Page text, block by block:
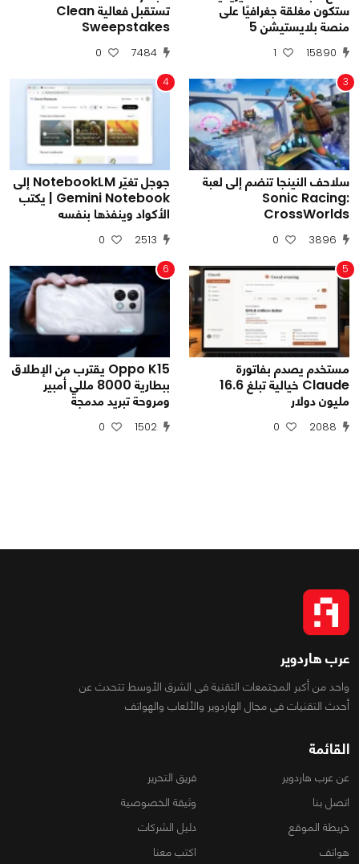
ستكون مغلقة جغرافيًا على
منصة بلايستيشن 5
15890
1
تستقبل فعالية Clean
Sweepstakes
7484
0
3
سلاحف النينجا تنضم إلى لعبة
Sonic Racing:
CrossWorlds
3896
0
4
جوجل تغيّر NotebookLM إلى
Gemini Notebook | يكتب
الأكواد وينفذها بنفسه
2513
0
5
مستخدم يصدم بفاتورة
Claude خيالية تبلغ 16.6
مليون دولار
2088
0
6
Oppo K15 يقترب من الإطلاق
ببطارية 8000 مللي أمبير
ومروحة تبريد مدمجة
1502
0
عرب هاردوير
واحد من أكبر المجتمعات التقنية فى الشرق الأوسط تتحدث عن
أحدث التقنيات فى مجال الهاردوير والألعاب والهواتف
القائمة
عن عرب هاردوير
فريق التحرير
اتصل بنا
وثيقة الخصوصية
خريطة الموقع
دليل الشركات
هواتف
اكتب معنا